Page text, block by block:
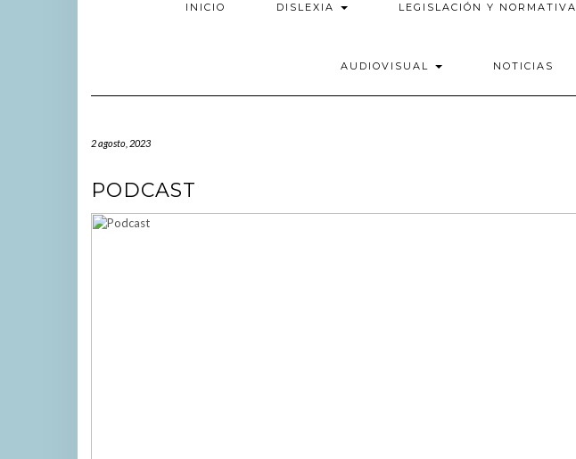
INICIO DISLEXIA LEGISLACIÓN Y NORMATIVA
AUDIOVISUAL NOTICIAS
2 agosto, 2023
PODCAST